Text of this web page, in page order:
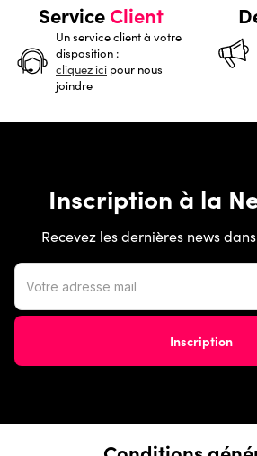
ServiceClient
Un service client à votre
disposition :
cliquez ici pour nous
joindre
Inscription à la
Recevez les dernières news